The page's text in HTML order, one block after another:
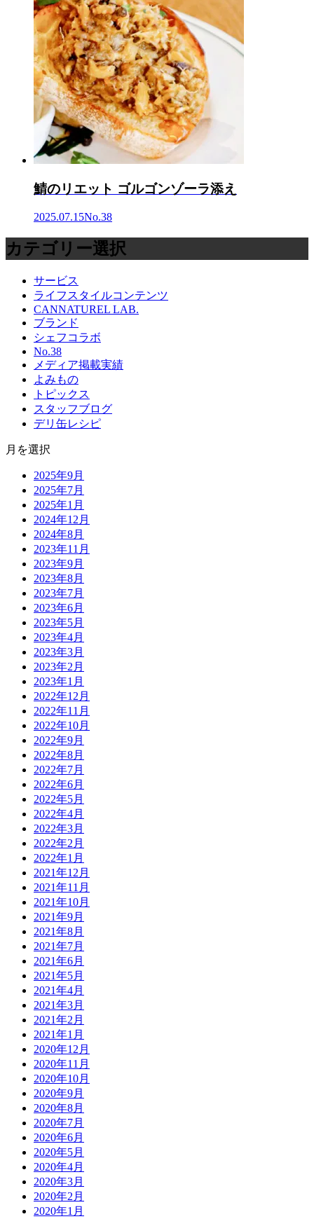
鯖のリエット ゴルゴンゾーラ添え
2025.07.15No.38
カテゴリー選択
サービス
ライフスタイルコンテンツ
CANNATUREL LAB.
ブランド
シェフコラボ
No.38
メディア掲載実績
よみもの
トピックス
スタッフブログ
デリ缶レシピ
月を選択
2025年9月
2025年7月
2025年1月
2024年12月
2024年8月
2023年11月
2023年9月
2023年8月
2023年7月
2023年6月
2023年5月
2023年4月
2023年3月
2023年2月
2023年1月
2022年12月
2022年11月
2022年10月
2022年9月
2022年8月
2022年7月
2022年6月
2022年5月
2022年4月
2022年3月
2022年2月
2022年1月
2021年12月
2021年11月
2021年10月
2021年9月
2021年8月
2021年7月
2021年6月
2021年5月
2021年4月
2021年3月
2021年2月
2021年1月
2020年12月
2020年11月
2020年10月
2020年9月
2020年8月
2020年7月
2020年6月
2020年5月
2020年4月
2020年3月
2020年2月
2020年1月